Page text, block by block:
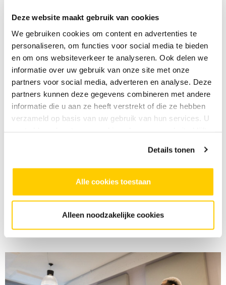
Deze website maakt gebruik van cookies
We gebruiken cookies om content en advertenties te
personaliseren, om functies voor social media te bieden
en om ons websiteverkeer te analyseren. Ook delen we
informatie over uw gebruik van onze site met onze
partners voor social media, adverteren en analyse. Deze
partners kunnen deze gegevens combineren met andere
informatie die u aan ze heeft verstrekt of die ze hebben
verzameld op basis van uw gebruik van hun services. U
Details tonen
Alle cookies toestaan
Alleen noodzakelijke cookies
Tiara is niet meer verlegen door
theaterles
naar vrijheid op het toneel. Lees hoe theaterles Tiara
helpt groeien, haar emoties een plek geeft en haar laat